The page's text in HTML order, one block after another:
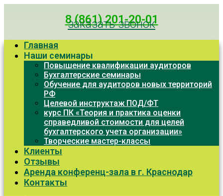
8 (861) 201-20-01
заказать звонок
Главная
Наши семинары
Повышение квалификации аудиторов
Бухгалтерские семинары
Обучение для аудиторов новых территорий
РФ
Целевой инструктаж ПОД/ФТ
курс ПК «Теория и практика оценки
справедливой стоимости для целей
бухгалтерского учета организации»
Творческие мастер-классы
Клиенты
Отзывы
Аренда конференц-зала в г. Краснодар
Контакты